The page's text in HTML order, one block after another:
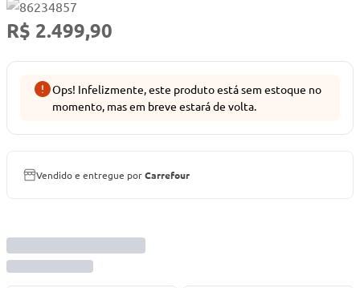
R$ 2.499,90
Ops! Infelizmente, este produto está sem estoque no
momento, mas em breve estará de volta.
Vendido e entregue porCarrefour